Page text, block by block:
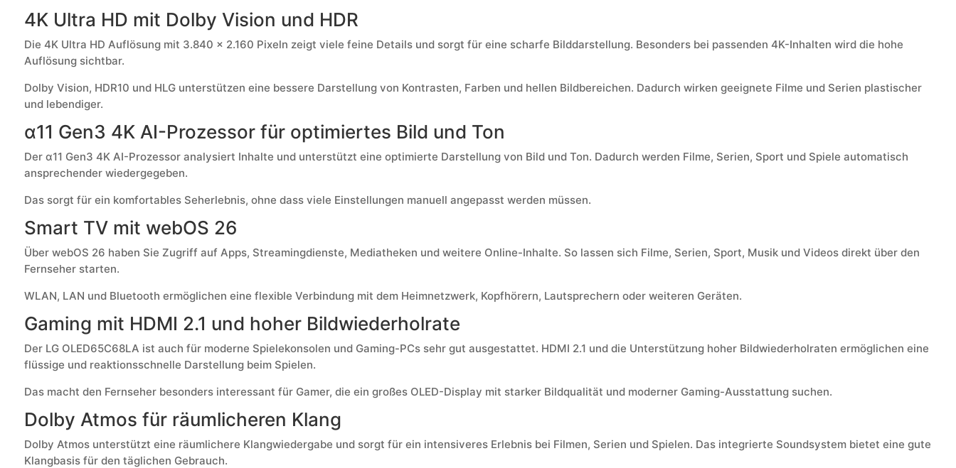
4K Ultra HD mit Dolby Vision und HDR
Die 4K Ultra HD Auflösung mit 3.840 x 2.160 Pixeln zeigt viele feine Details und sorgt für eine scharfe Bilddarstellung. Besonders bei passenden 4K-Inhalten wird die hohe
Auflösung sichtbar.
Dolby Vision, HDR10 und HLG unterstützen eine bessere Darstellung von Kontrasten, Farben und hellen Bildbereichen. Dadurch wirken geeignete Filme und Serien plastischer
und lebendiger.
α11 Gen3 4K AI-Prozessor für optimiertes Bild und Ton
Der α11 Gen3 4K AI-Prozessor analysiert Inhalte und unterstützt eine optimierte Darstellung von Bild und Ton. Dadurch werden Filme, Serien, Sport und Spiele automatisch
ansprechender wiedergegeben.
Das sorgt für ein komfortables Seherlebnis, ohne dass viele Einstellungen manuell angepasst werden müssen.
Smart TV mit webOS 26
Über webOS 26 haben Sie Zugriff auf Apps, Streamingdienste, Mediatheken und weitere Online-Inhalte. So lassen sich Filme, Serien, Sport, Musik und Videos direkt über den
Fernseher starten.
WLAN, LAN und Bluetooth ermöglichen eine flexible Verbindung mit dem Heimnetzwerk, Kopfhörern, Lautsprechern oder weiteren Geräten.
Gaming mit HDMI 2.1 und hoher Bildwiederholrate
Der LG OLED65C68LA ist auch für moderne Spielekonsolen und Gaming-PCs sehr gut ausgestattet. HDMI 2.1 und die Unterstützung hoher Bildwiederholraten ermöglichen eine
flüssige und reaktionsschnelle Darstellung beim Spielen.
Das macht den Fernseher besonders interessant für Gamer, die ein großes OLED-Display mit starker Bildqualität und moderner Gaming-Ausstattung suchen.
Dolby Atmos für räumlicheren Klang
Dolby Atmos unterstützt eine räumlichere Klangwiedergabe und sorgt für ein intensiveres Erlebnis bei Filmen, Serien und Spielen. Das integrierte Soundsystem bietet eine gute
Klangbasis für den täglichen Gebrauch.